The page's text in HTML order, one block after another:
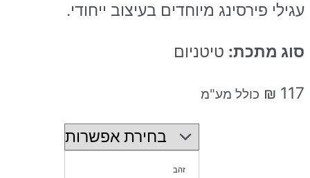
עגילי פירסינג מיוחדים בעיצוב ייחודי.
סוג מתכת: טיטניום
₪ 117 כולל מע"מ
זהב